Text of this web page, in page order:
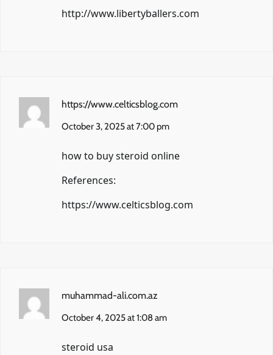
http://www.libertyballers.com
https://www.celticsblog.com
October 3, 2025 at 7:00 pm
how to buy steroid online
References:
https://www.celticsblog.com
muhammad-ali.com.az
October 4, 2025 at 1:08 am
steroid usa